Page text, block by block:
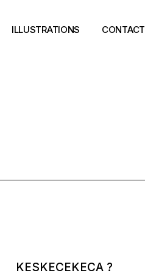
ILLUSTRATIONS CONTACT
KESKECEKECA ?